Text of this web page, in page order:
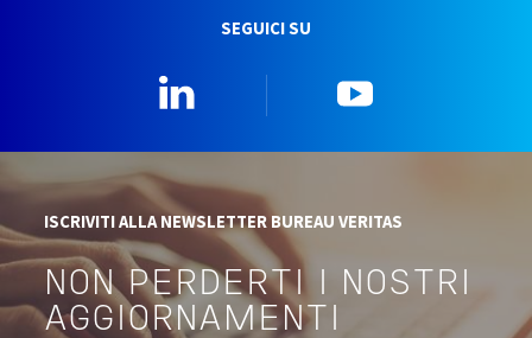
SEGUICI SU
ISCRIVITI ALLA NEWSLETTER BUREAU VERITAS
NON PERDERTI I NOSTRI
AGGIORNAMENTI